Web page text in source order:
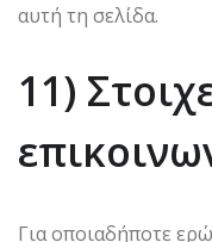
αυτή τη σελίδα.
11)
Για οποιαδήποτε